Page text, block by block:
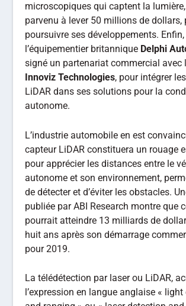
microscopiques qui captent la
parvenu à lever 50 millions de dollars,
poursuivre ses développements. Enfin,
l’équipementier britannique Delphi
signé un partenariat commercial avec
Innoviz Technologies, pour intégrer
LiDAR dans ses solutions pour la
autonome.
L’industrie automobile en est
capteur LiDAR constituera un rouage
pour apprécier les distances entre le
autonome et son environnement,
de détecter et d’éviter les obstacles.
publiée par ABI Research montre que
pourrait atteindre 13 milliards de
huit ans après son démarrage
pour 2019.
La télédétection par laser ou LiDAR,
l’expression en langue anglaise «